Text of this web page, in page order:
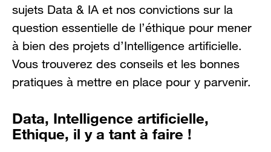
sujets Data & IA et nos convictions sur la
question essentielle de l’éthique pour mener
à bien des projets d’Intelligence artificielle.
Vous trouverez des conseils et les bonnes
pratiques à mettre en place pour y parvenir.
Data, Intelligence artificielle,
Ethique, il y a tant à faire !